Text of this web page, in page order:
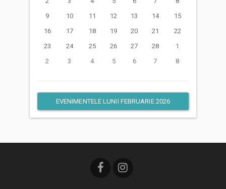
9
10 11 12 13 14
15
16
17 18 19 20 21
22
23
24 25 26 27 28
1
2
3 4 5 6 7 8
EVENIMENTELE LUNII FEBRUARIE 2026